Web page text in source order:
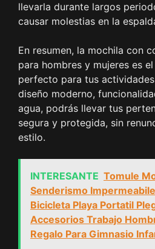
llevarla durante largos
causar molestias en la
En resumen, la mochila con
para hombres y mujeres es
perfecto para tus
diseño moderno,
agua, podrás llevar tus
segura y protegida, sin
estilo.
INTERESANTE Tomule
Senderismo
Bicicleta Playa Portatil
Accesorios Trabajo
Regalo Para Gimnasio